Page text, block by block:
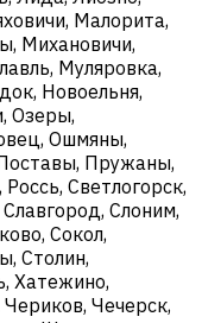
Малорита,
Михановичи,
Муляровка,
Новоельня,
Озеры,
Ошмяны,
Пружаны,
Светлогорск,
Слоним,
Сокол,
Столин,
Хатежино,
Чечерск,